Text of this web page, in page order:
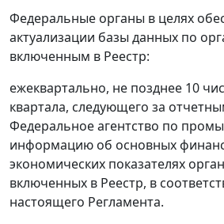
Федеральные органы в целях
актуализации базы данных по
включенным в Реестр:
ежеквартально, не позднее 10
квартала, следующего за
Федеральное агентство по
информацию об основных
экономических показателях
включенных в Реестр, в
настоящего Регламента.